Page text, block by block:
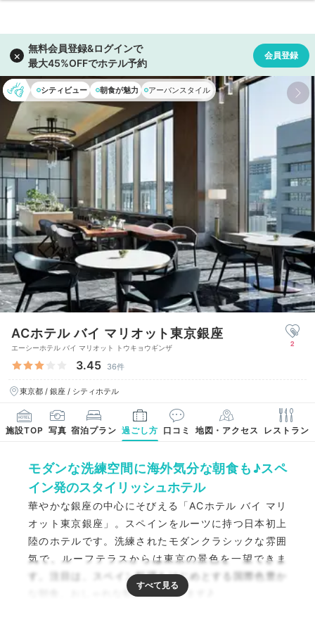
シティビュー 朝食が魅力 アーバンスタイル
ACホテル バイ マリオット東京銀座
エーシーホテル バイ マリオット トウキョウギンザ
3.45 36件
東京都 / 銀座 / シティホテル
2
施設TOP 写真 宿泊プラン 過ごし方 口コミ 地図・アクセス レストラン
モダンな洗練空間に海外気分な朝食も♪スペ
イン発のスタイリッシュホテル
華やかな銀座の中心にそびえる「ACホテル バイ マリ
オット東京銀座」。スペインをルーツに持つ日本初上
陸のホテルです。洗練されたモダンクラシックな雰囲
気で、ルーフテラスからは東京の景色を一望できま
す。注目は、スペイン料理をはじめとする国際色豊か
な朝食。おしゃれな朝に心が躍ります♪